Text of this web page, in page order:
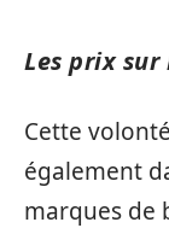
Les prix
Cette
également
marques de